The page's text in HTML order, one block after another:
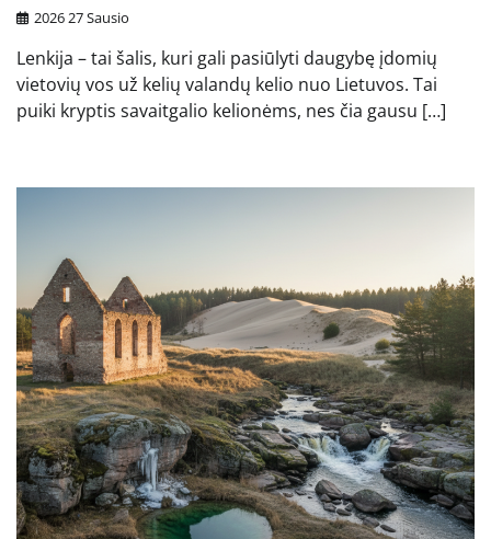
2026 27 Sausio
Lenkija – tai šalis, kuri gali pasiūlyti daugybę įdomių
vietovių vos už kelių valandų kelio nuo Lietuvos. Tai
puiki kryptis savaitgalio kelionėms, nes čia gausu […]